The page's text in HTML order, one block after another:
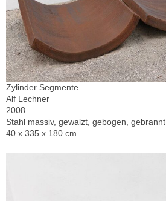
Zylinder Segmente
Alf Lechner
2008
Stahl massiv, gewalzt, gebogen, gebrannt
40 x 335 x 180 cm